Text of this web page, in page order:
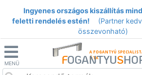
Ingyenes országos kiszállítás
feletti rendelés estén!
(Partner
összevonható)
MENÜ
A FOGANTYÚ
ÓTA
FOGANTYUS